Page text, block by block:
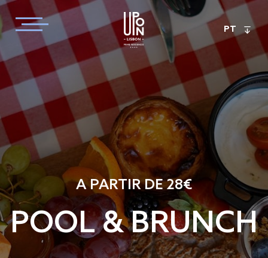
PT
A PARTIR DE 28€
POOL & BRUNCH